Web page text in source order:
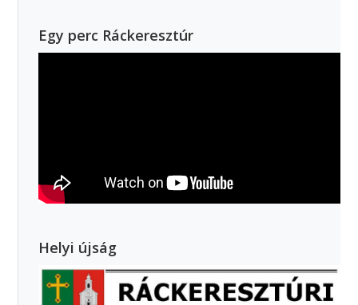
Egy perc Ráckeresztúr
Helyi újság